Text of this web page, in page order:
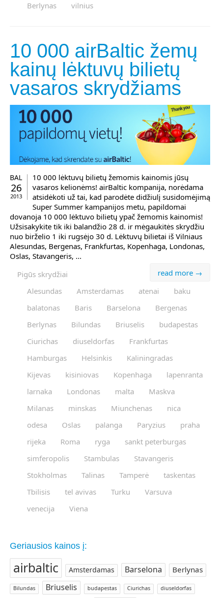
Berlynas
vilnius
10 000 airBaltic žemų
kainų lėktuvų bilietų
vasaros skrydžiams
BAL
26
2013
10 000 lėktuvų bilietų žemomis kainomis jūsų
vasaros kelionėms! airBaltic kompanija, norėdama
atsidėkoti už tai, kad parodėte didžiulį susidomėjimą
Super Summer kampanijos metu, papildomai
dovanoja 10 000 lėktuvo bilietų ypač žemomis kainomis!
Užsisakykite tik iki balandžio 28 d. ir mėgaukitės skrydžiu
nuo birželio 1 iki rugsėjo 30 d. Lėktuvų bilietai iš Vilniaus
Alesundas, Bergenas, Frankfurtas, Kopenhaga, Londonas,
Oslas, Stavangeris, ...
read more →
Pigūs skrydžiai
Alesundas
Amsterdamas atenai
baku
balatonas
Baris Barselona
Bergenas
Berlynas
Bilundas Briuselis
budapestas
Ciurichas
diuseldorfas
Frankfurtas
Hamburgas
Helsinkis
Kaliningradas
Kijevas
kisiniovas Kopenhaga
lapenranta
larnaka
Londonas malta
Maskva
Milanas
minskas Miunchenas
nica
odesa
Oslas palanga Paryzius
praha
rijeka
Roma ryga
sankt peterburgas
simferopolis
Stambulas
Stavangeris
Stokholmas
Talinas Tamperė
taskentas
Tbilisis
tel avivas Turku
Varsuva
venecija
Viena
Geriausios kainos į:
airbaltic Amsterdamas Barselona Berlynas
Bilundas Briuselis budapestas Ciurichas diuseldorfas